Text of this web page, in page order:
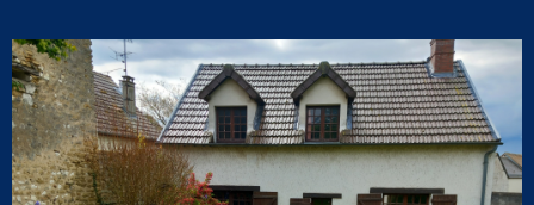
auxquels ce bien est exposé sont disponibles sur le site :
www.georisques.gouv.fr